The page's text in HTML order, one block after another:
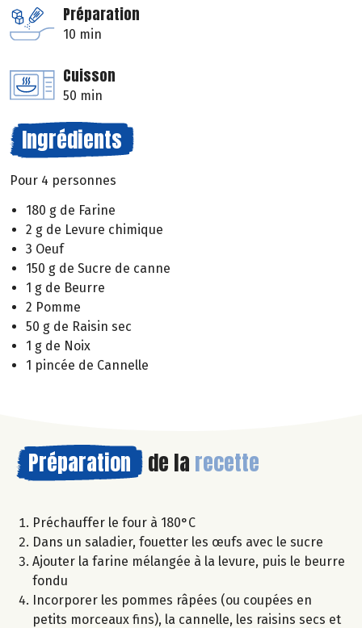
Préparation
10 min
Cuisson
50 min
Ingrédients
Pour 4 personnes
180 g de Farine
2 g de Levure chimique
3 Oeuf
150 g de Sucre de canne
1 g de Beurre
2 Pomme
50 g de Raisin sec
1 g de Noix
1 pincée de Cannelle
Préparation de la recette
Préchauffer le four à 180°C
Dans un saladier, fouetter les œufs avec le sucre
Ajouter la farine mélangée à la levure, puis le beurre
fondu
Incorporer les pommes râpées (ou coupées en
petits morceaux fins), la cannelle, les raisins secs et